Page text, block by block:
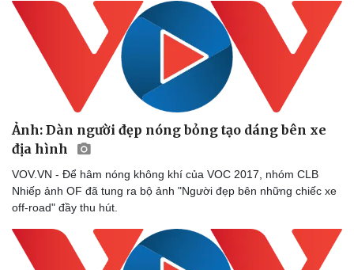
Ảnh: Dàn người đẹp nóng bỏng tạo dáng bên xe
địa hình
VOV.VN - Để hâm nóng không khí của VOC 2017, nhóm CLB
Nhiếp ảnh OF đã tung ra bộ ảnh "Người đẹp bên những chiếc xe
off-road" đầy thu hút.